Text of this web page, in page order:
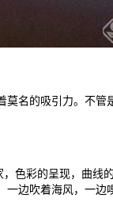
名的吸引力。不管
色彩的呈现，曲线
边吹着海风，一边